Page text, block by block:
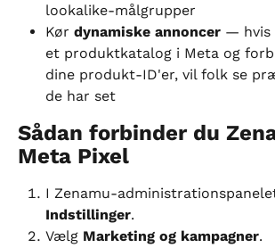
lookalike-målgrupper
Kør dynamiske annoncer — hvis
et produktkatalog i Meta og
dine produkt-ID'er, vil folk se
de har set
Sådan forbinder du
Meta Pixel
I Zenamu-
Indstillinger.
Vælg Marketing og kampagner.